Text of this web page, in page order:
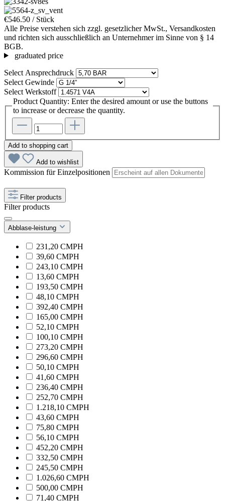
€546.50 / Stück
Alle Preise verstehen sich zzgl. gesetzlicher MwSt., Versandkosten
und richten sich ausschließlich an Unternehmer im Sinne von § 14
BGB.
graduated price
Select Ansprechdruck
Select Gewinde
Select Werkstoff
Product Quantity: Enter the desired amount or use the buttons
to increase or decrease the quantity.
Add to shopping cart
Add to wishlist
Kommission für Einzelpositionen
Filter products
Filter products
Abblase-leistung
231,20 CMPH
39,60 CMPH
243,10 CMPH
13,60 CMPH
193,50 CMPH
48,10 CMPH
392,40 CMPH
165,00 CMPH
52,10 CMPH
100,10 CMPH
273,20 CMPH
296,60 CMPH
50,10 CMPH
41,60 CMPH
236,40 CMPH
252,70 CMPH
1.218,10 CMPH
43,60 CMPH
75,80 CMPH
56,10 CMPH
452,20 CMPH
332,50 CMPH
245,50 CMPH
1.026,60 CMPH
500,00 CMPH
71,40 CMPH